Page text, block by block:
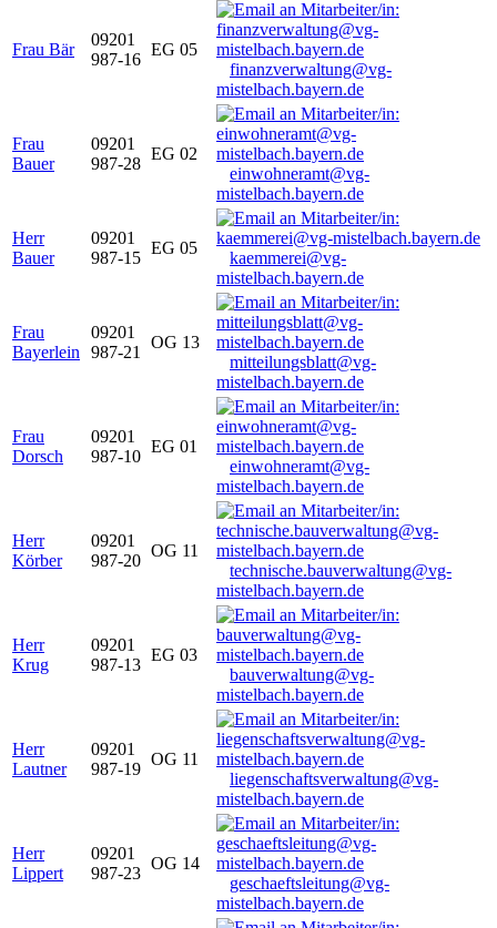
Frau Bär
09201
987-16
EG 05
finanzverwaltung@vg-
mistelbach.bayern.de
Frau
Bauer
09201
987-28
EG 02
einwohneramt@vg-
mistelbach.bayern.de
Herr
Bauer
09201
987-15
EG 05
kaemmerei@vg-
mistelbach.bayern.de
Frau
Bayerlein
09201
987-21
OG 13
mitteilungsblatt@vg-
mistelbach.bayern.de
Frau
Dorsch
09201
987-10
EG 01
einwohneramt@vg-
mistelbach.bayern.de
Herr
Körber
09201
987-20
OG 11
technische.bauverwaltung@vg-
mistelbach.bayern.de
Herr
Krug
09201
987-13
EG 03
bauverwaltung@vg-
mistelbach.bayern.de
Herr
Lautner
09201
987-19
OG 11
liegenschaftsverwaltung@vg-
mistelbach.bayern.de
Herr
Lippert
09201
987-23
OG 14
geschaeftsleitung@vg-
mistelbach.bayern.de